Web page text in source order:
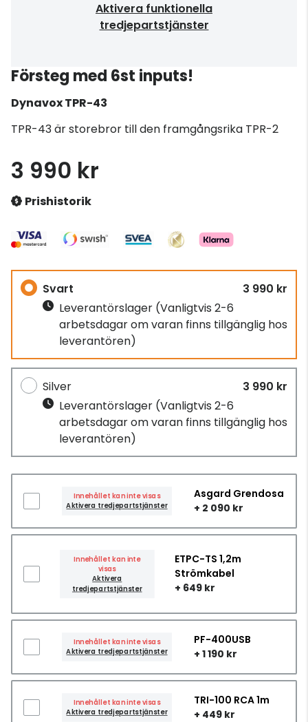
Aktivera funktionella
tredjepartstjänster
Försteg med 6st inputs!
DynavoxTPR-43
TPR-43 är storebror till den framgångsrika TPR-2
3 990 kr
Prishistorik
Svart
3 990 kr
Leverantörslager (Vanligtvis 2-6
arbetsdagar om varan finns tillgänglig hos
leverantören)
Silver
3 990 kr
Leverantörslager (Vanligtvis 2-6
arbetsdagar om varan finns tillgänglig hos
leverantören)
Innehållet kan inte visas
Aktivera tredjepartstjänster
Asgard Grendosa
+ 2 090 kr
Innehållet kan inte
visas
Aktivera
tredjepartstjänster
ETPC-TS 1,2m
Strömkabel
+ 649 kr
Innehållet kan inte visas
Aktivera tredjepartstjänster
PF-400USB
+ 1 190 kr
Innehållet kan inte visas
Aktivera tredjepartstjänster
TRI-100 RCA 1m
+ 449 kr